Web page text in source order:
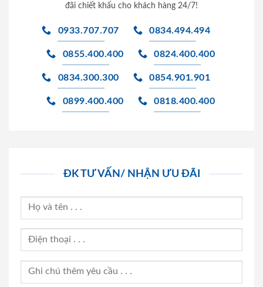
đãi chiết khấu cho khách hàng 24/7!
0933.707.707 0834.494.494
0855.400.400 0824.400.400
0834.300.300 0854.901.901
0899.400.400 0818.400.400
ĐK TƯ VẤN/ NHẬN ƯU ĐÃI